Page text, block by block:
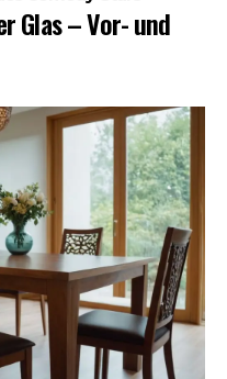
Glas – Vor- und